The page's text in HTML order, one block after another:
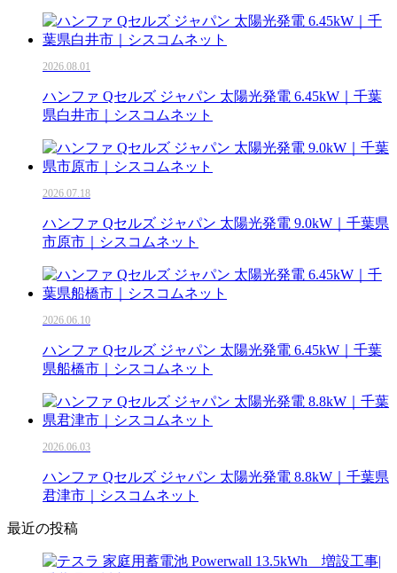
2026.08.01
ハンファ Qセルズ ジャパン 太陽光発電 6.45kW｜千葉
県白井市｜シスコムネット
2026.07.18
ハンファ Qセルズ ジャパン 太陽光発電 9.0kW｜千葉県
市原市｜シスコムネット
2026.06.10
ハンファ Qセルズ ジャパン 太陽光発電 6.45kW｜千葉
県船橋市｜シスコムネット
2026.06.03
ハンファ Qセルズ ジャパン 太陽光発電 8.8kW｜千葉県
君津市｜シスコムネット
最近の投稿